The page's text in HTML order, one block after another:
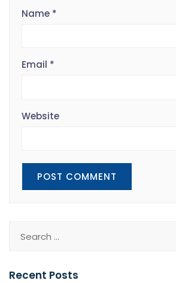
Name *
Email *
Website
Recent Posts